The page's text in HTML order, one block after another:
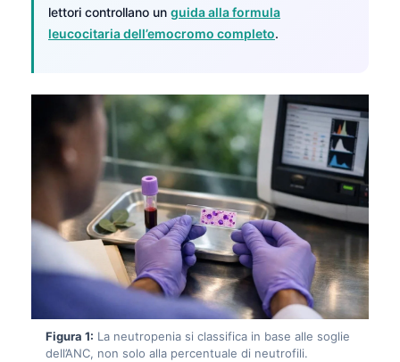
lettori controllano un guida alla formula
leucocitaria dell’emocromo completo.
Figura 1: La neutropenia si classifica in base alle soglie
dell’ANC, non solo alla percentuale di neutrofili.